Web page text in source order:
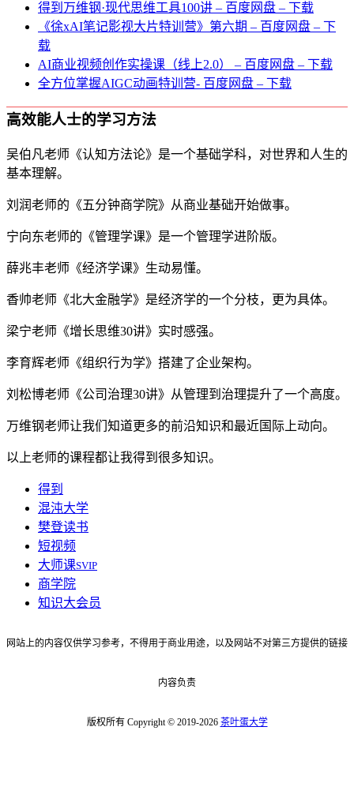
得到万维钢·现代思维⼯具100讲 – 百度网盘 – 下载
《徐xAI笔记影视大片特训营》第六期 – 百度网盘 – 下
载
AI商业视频创作实操课（线上2.0） – 百度网盘 – 下载
全方位掌握AIGC动画特训营- 百度网盘 – 下载
高效能人士的学习方法
吴伯凡老师《认知方法论》是一个基础学科，对世界和人生的
基本理解。
刘润老师的《五分钟商学院》从商业基础开始做事。
宁向东老师的《管理学课》是一个管理学进阶版。
薛兆丰老师《经济学课》生动易懂。
香帅老师《北大金融学》是经济学的一个分枝，更为具体。
梁宁老师《增长思维30讲》实时感强。
李育辉老师《组织行为学》搭建了企业架构。
刘松博老师《公司治理30讲》从管理到治理提升了一个高度。
万维钢老师让我们知道更多的前沿知识和最近国际上动向。
以上老师的课程都让我得到很多知识。
得到
混沌大学
樊登读书
短视频
大师课SVIP
商学院
知识大会员
网站上的内容仅供学习参考，不得用于商业用途，以及网站不对第三方提供的链接
内容负责
版权所有 Copyright © 2019-2026 茶叶蛋大学